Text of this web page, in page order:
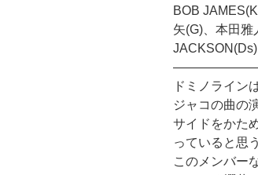
BOB
矢(G)、本田
ドミノライン
ジャコの曲の
サイドをかた
っていると思う
このメンバー